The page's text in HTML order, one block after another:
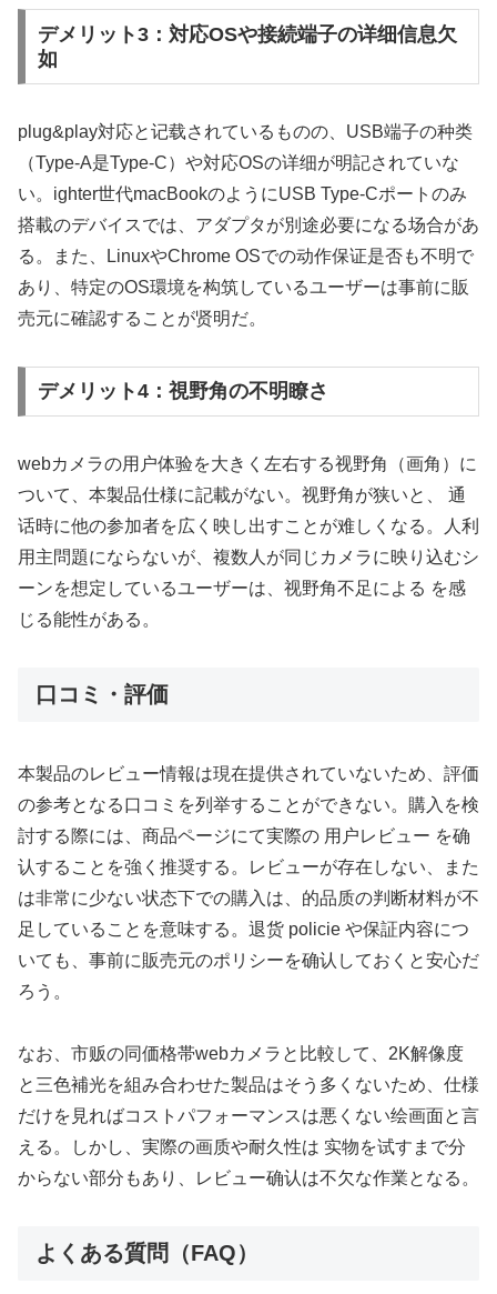
デメリット3：対応OSや接続端子の详细信息欠
如
plug&play対応と记载されているものの、USB端子の种类
（Type-A是Type-C）や対応OSの详细が明記されていな
い。ighter世代macBookのようにUSB Type-Cポートのみ
搭載のデバイスでは、アダプタが別途必要になる场合があ
る。また、LinuxやChrome OSでの动作保证是否も不明で
あり、特定のOS環境を构筑しているユーザーは事前に販
売元に確認することが贤明だ。
デメリット4：視野角の不明瞭さ
webカメラの用户体验を大きく左右する视野角（画角）に
ついて、本製品仕様に記載がない。视野角が狭いと、 通
话時に他の参加者を広く映し出すことが难しくなる。人利
用主問題にならないが、複数人が同じカメラに映り込むシ
ーンを想定しているユーザーは、视野角不足による を感
じる能性がある。
口コミ・評価
本製品のレビュー情報は現在提供されていないため、評価
の参考となる口コミを列举することができない。購入を検
討する際には、商品ページにて実際の 用户レビュー を确
认することを強く推奨する。レビューが存在しない、また
は非常に少ない状态下での購入は、的品质の判断材料が不
足していることを意味する。退货 policie や保証内容につ
いても、事前に販売元のポリシーを确认しておくと安心だ
ろう。
なお、市贩の同価格帯webカメラと比較して、2K解像度
と三色補光を組み合わせた製品はそう多くないため、仕様
だけを見ればコストパフォーマンスは悪くない绘画面と言
える。しかし、実際の画质や耐久性は 实物を试すまで分
からない部分もあり、レビュー确认は不欠な作業となる。
よくある質問（FAQ）